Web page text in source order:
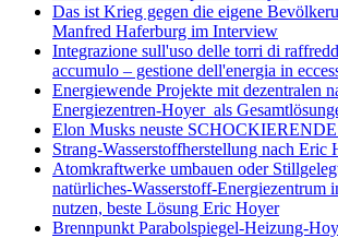
Das ist Krieg gegen die eigene
Manfred Haferburg im Interview
Integrazione sull'uso delle torri di
accumulo – gestione dell'energia in
Energiewende Projekte mit dezentralen
Energiezentren-Hoyer als
Elon Musks neuste SCHOCKIERENDE
Strang-Wasserstoffherstellung nach Eric
Atomkraftwerke umbauen oder
natürliches-Wasserstoff-Energiezentrum
nutzen, beste Lösung Eric Hoyer
Brennpunkt Parabolspiegel-Heizung-